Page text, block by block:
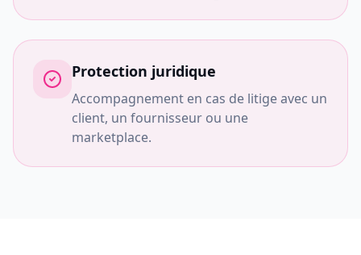
Protection juridique
Accompagnement en cas de litige avec un
client, un fournisseur ou une
marketplace.